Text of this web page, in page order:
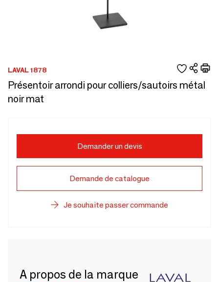
LAVAL 1878
Présentoir arrondi pour colliers/sautoirs métal
noir mat
Demander un devis
Demande de catalogue
Je souhaite passer commande
A propos de la marque